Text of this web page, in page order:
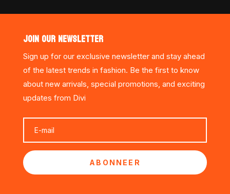
JOIN OUR NEWSLETTER
Sign up for our exclusive newsletter and stay ahead
of the latest trends in fashion. Be the first to know
about new arrivals, special promotions, and exciting
updates from Divi
ABONNEER